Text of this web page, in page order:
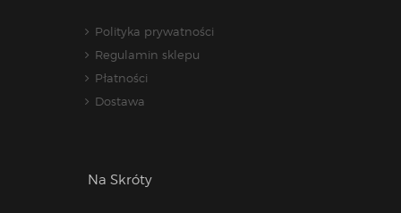
Polityka prywatności
Regulamin sklepu
Płatności
Dostawa
Na Skróty